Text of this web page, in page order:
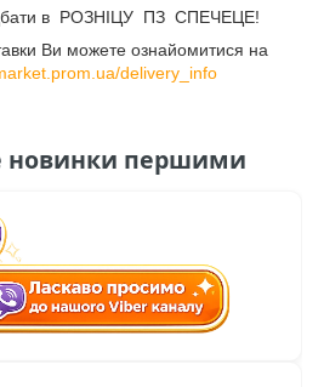
в РОЗНІЦУ ПЗ СПЕЧЕЦЕ!
Ви можете ознайомитися на
delivery_info
новинки першими